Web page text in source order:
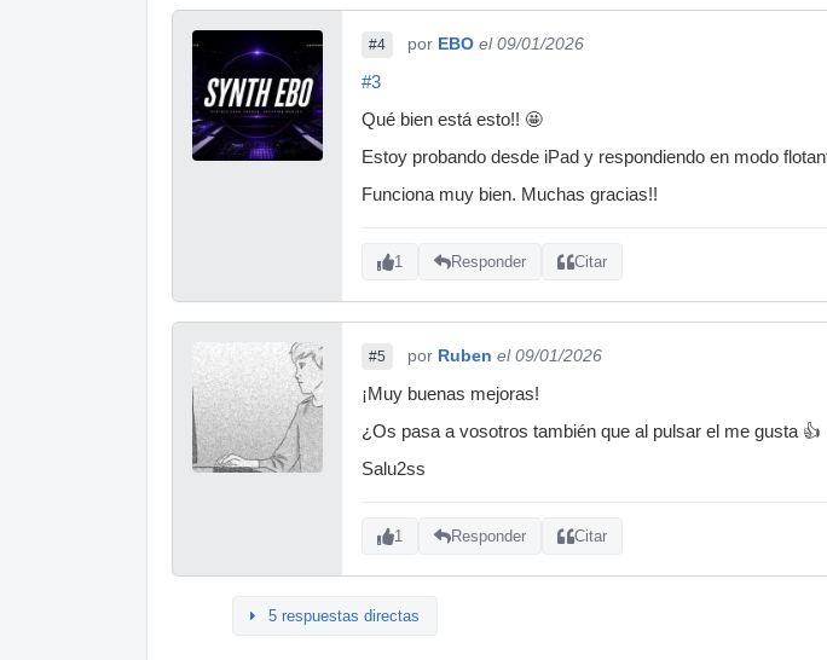
#4 por EBO el 09/01/2026
#3
Qué bien está esto!! 🤩
Estoy probando desde iPad y respondiendo en modo
Funciona muy bien. Muchas gracias!!
1 Responder Citar
#5 por Ruben el 09/01/2026
¡Muy buenas mejoras!
¿Os pasa a vosotros también que al pulsar el me gusta
Salu2ss
1 Responder Citar
5 respuestas directas